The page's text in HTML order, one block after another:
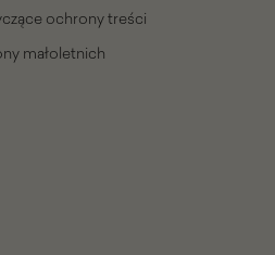
ochrony treści
małoletnich